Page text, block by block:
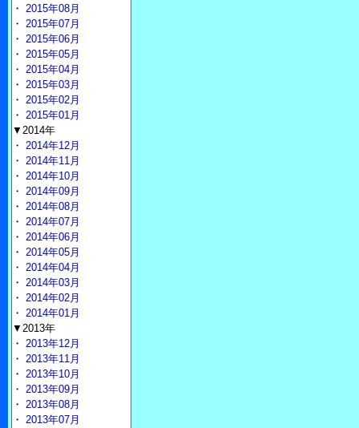
・ 2015年08月
・ 2015年07月
・ 2015年06月
・ 2015年05月
・ 2015年04月
・ 2015年03月
・ 2015年02月
・ 2015年01月
▼2014年
・ 2014年12月
・ 2014年11月
・ 2014年10月
・ 2014年09月
・ 2014年08月
・ 2014年07月
・ 2014年06月
・ 2014年05月
・ 2014年04月
・ 2014年03月
・ 2014年02月
・ 2014年01月
▼2013年
・ 2013年12月
・ 2013年11月
・ 2013年10月
・ 2013年09月
・ 2013年08月
・ 2013年07月